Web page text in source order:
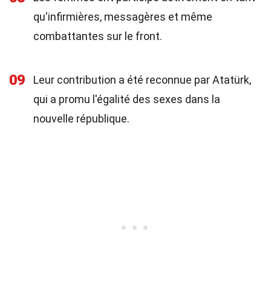
qu'infirmières, messagères et même
combattantes sur le front.
09
Leur contribution a été reconnue par Atatürk,
qui a promu l'égalité des sexes dans la
nouvelle république.